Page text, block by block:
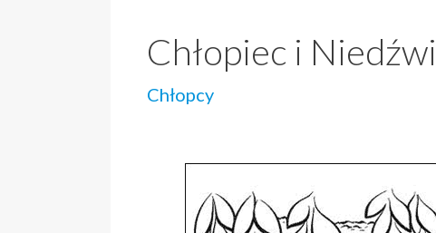
Chłopiec i
Chłopcy